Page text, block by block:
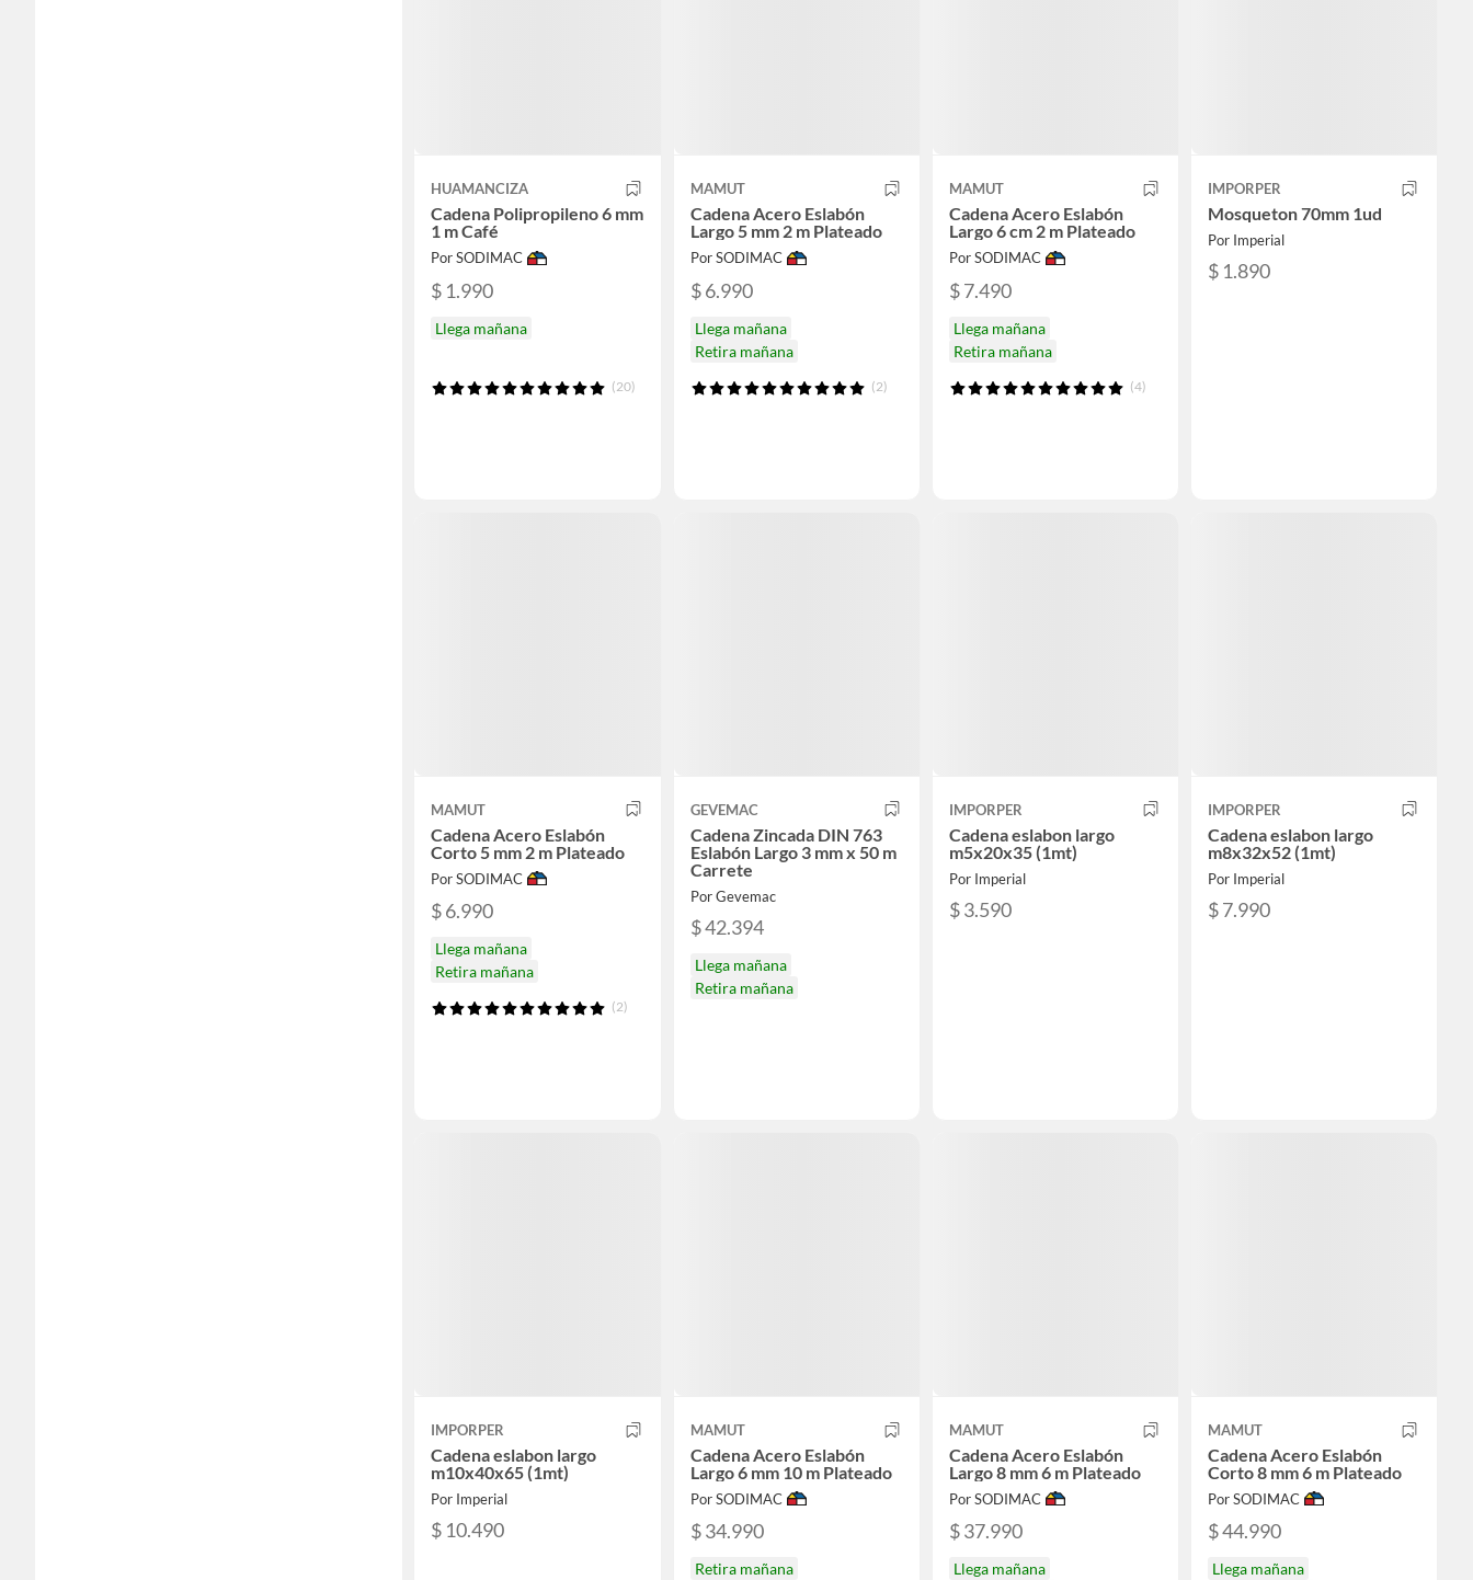
HUAMANCIZA
Cadena Polipropileno 6 mm
1 m Café
Por SODIMAC
$ 1.990
Llega mañana
(20)
MAMUT
Cadena Acero Eslabón
Largo 5 mm 2 m Plateado
Por SODIMAC
$ 6.990
Llega mañana
Retira mañana
(2)
MAMUT
Cadena Acero Eslabón
Largo 6 cm 2 m Plateado
Por SODIMAC
$ 7.490
Llega mañana
Retira mañana
(4)
IMPORPER
Mosqueton 70mm 1ud
Por Imperial
$ 1.890
MAMUT
Cadena Acero Eslabón
Corto 5 mm 2 m Plateado
Por SODIMAC
$ 6.990
Llega mañana
Retira mañana
(2)
GEVEMAC
Cadena Zincada DIN 763
Eslabón Largo 3 mm x 50 m
Carrete
Por Gevemac
$ 42.394
Llega mañana
Retira mañana
IMPORPER
Cadena eslabon largo
m5x20x35 (1mt)
Por Imperial
$ 3.590
IMPORPER
Cadena eslabon largo
m8x32x52 (1mt)
Por Imperial
$ 7.990
IMPORPER
Cadena eslabon largo
m10x40x65 (1mt)
Por Imperial
$ 10.490
MAMUT
Cadena Acero Eslabón
Largo 6 mm 10 m Plateado
Por SODIMAC
$ 34.990
Retira mañana
MAMUT
Cadena Acero Eslabón
Largo 8 mm 6 m Plateado
Por SODIMAC
$ 37.990
Llega mañana
MAMUT
Cadena Acero Eslabón
Corto 8 mm 6 m Plateado
Por SODIMAC
$ 44.990
Llega mañana